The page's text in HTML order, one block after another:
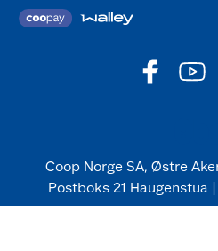
Coop Norge SA, Østre
Postboks 21 Haugenstua